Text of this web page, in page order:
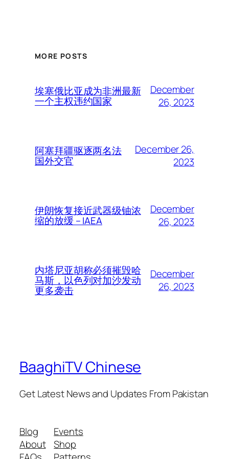
MORE POSTS
埃塞俄比亚成为非洲最新
一个主权违约国家
December
26, 2023
阿塞拜疆驱逐两名法
国外交官
December 26,
2023
伊朗恢复接近武器级铀浓
缩的放缓 – IAEA
December
26, 2023
内塔尼亚胡称必须摧毁哈
马斯，以色列对加沙发动
更多袭击
December
26, 2023
BaaghiTV Chinese
Get Latest News and Updates From Pakistan
Blog
About
Events
Shop